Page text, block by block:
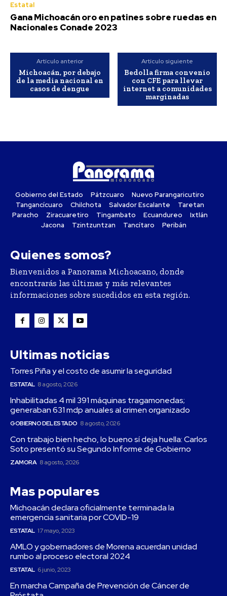
Estatal
Gana Michoacán oro en patines sobre ruedas en
Nacionales Conade 2023
Artículo anterior
Michoacán, por debajo
de la media nacional en
casos de dengue
Artículo siguiente
Bedolla firma convenio
con CFE para llevar
internet a comunidades
marginadas
Gobierno del Estado Pátzcuaro
Nuevo Parangaricutiro
Tangancícuaro
Chilchota Salvador Escalante
Taretan
Paracho
Ziracuaretiro Tingambato Ecuandureo
Ixtlán
Jacona
Tzintzuntzan Tancítaro Peribán
Quienes somos?
Bienvenidos a Panorama Michoacano, donde
encontrarás las últimas y más relevantes
informaciones sobre sucedidos en esta región.
Ultimas noticias
Torres Piña y el costo de asumir la seguridad
ESTATAL 8 agosto, 2026
Inhabilitadas 4 mil 391 máquinas tragamonedas;
generaban 631 mdp anuales al crimen organizado
GOBIERNO DEL ESTADO 8 agosto, 2026
Con trabajo bien hecho, lo bueno sí deja huella: Carlos
Soto presentó su Segundo Informe de Gobierno
ZAMORA 8 agosto, 2026
Mas populares
Michoacán declara oficialmente terminada la
emergencia sanitaria por COVID-19
ESTATAL 17 mayo, 2023
AMLO y gobernadores de Morena acuerdan unidad
rumbo al proceso electoral 2024
ESTATAL 6 junio, 2023
En marcha Campaña de Prevención de Cáncer de